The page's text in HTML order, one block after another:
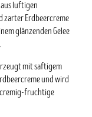
luftigen
zarter Erdbeercreme
glänzenden Gelee
mit saftigem
und wird
cremig-fruchtige